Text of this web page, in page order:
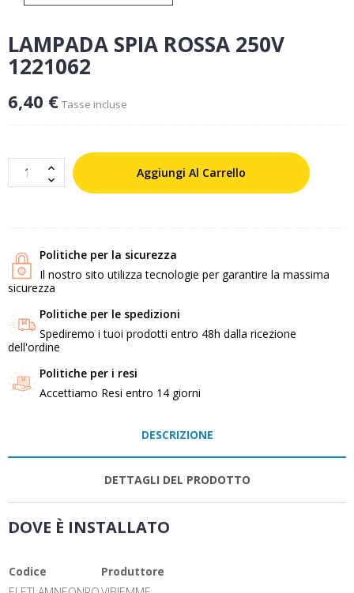
LAMPADA SPIA ROSSA 250V
1221062
6,40 € Tasse incluse
Aggiungi Al Carrello
Politiche per la sicurezza
Il nostro sito utilizza tecnologie per garantire la massima
sicurezza
Politiche per le spedizioni
Spediremo i tuoi prodotti entro 48h dalla ricezione
dell'ordine
Politiche per i resi
Accettiamo Resi entro 14 giorni
DESCRIZIONE
DETTAGLI DEL PRODOTTO
DOVE È INSTALLATO
Codice
Produttore